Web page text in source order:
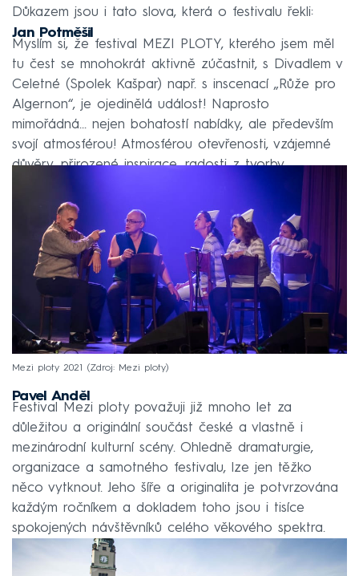
Důkazem jsou i tato slova, která o festivalu řekli:
Jan Potměšil
Myslím si, že festival MEZI PLOTY, kterého jsem měl
tu čest se mnohokrát aktivně zúčastnit, s Divadlem v
Celetné (Spolek Kašpar) např. s inscenací „Růže pro
Algernon“, je ojedinělá událost! Naprosto
mimořádná… nejen bohatostí nabídky, ale především
svojí atmosférou! Atmosférou otevřenosti, vzájemné
důvěry, přirozené inspirace, radosti z tvorby…
Mezi ploty 2021 Zdroj: Mezi ploty
Pavel Anděl
Festival Mezi ploty považuji již mnoho let za
důležitou a originální součást české a vlastně i
mezinárodní kulturní scény. Ohledně dramaturgie,
organizace a samotného festivalu, lze jen těžko
něco vytknout. Jeho šíře a originalita je potvrzována
každým ročníkem a dokladem toho jsou i tisíce
spokojených návštěvníků celého věkového spektra.